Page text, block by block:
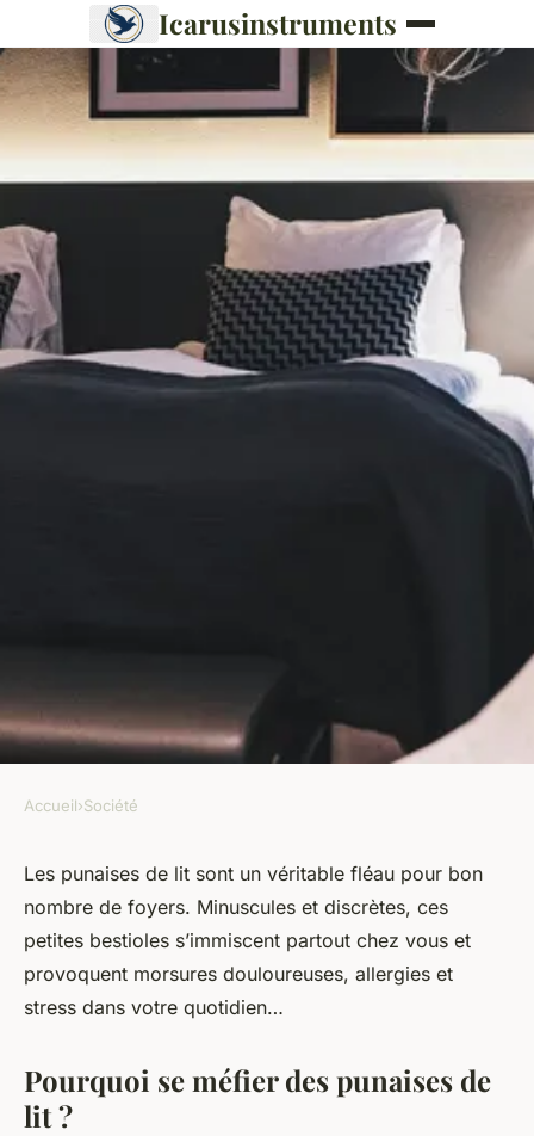
Icarusinstruments
Comment se débarrasser
rapidement des punaises de lit
?
marie• 19 avril 2024 •1 min de lecture
Accueil›Société
Les punaises de lit sont un véritable fléau pour bon
nombre de foyers. Minuscules et discrètes, ces
petites bestioles s’immiscent partout chez vous et
provoquent morsures douloureuses, allergies et
stress dans votre quotidien…
Pourquoi se méfier des punaises de
lit ?